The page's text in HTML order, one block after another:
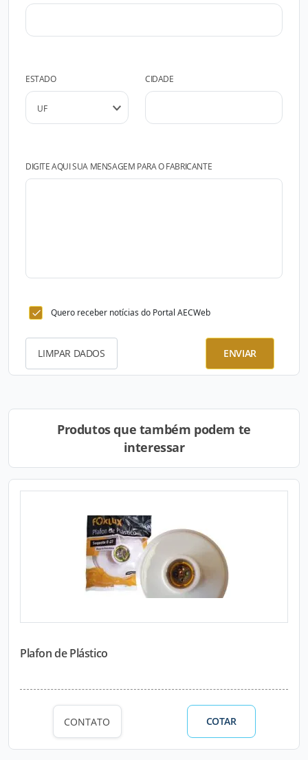
ESTADO CIDADE
DIGITE AQUI SUA MENSAGEM PARA O FABRICANTE
Quero receber notícias do Portal AECWeb
LIMPAR DADOS ENVIAR
Produtos que também podem te
interessar
Plafon de Plástico
CONTATO COTAR